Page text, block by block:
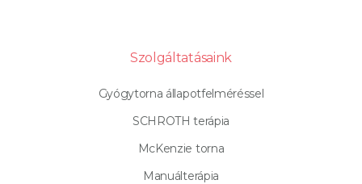
Szolgáltatásaink
Gyógytorna állapotfelméréssel
SCHROTH terápia
McKenzie torna
Manuálterápia